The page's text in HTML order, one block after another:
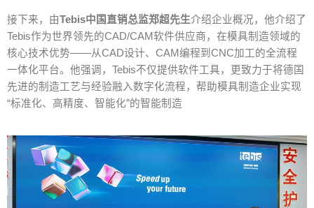
接下来，由Tebis中国直销总监郑超先生介绍企业概况，他介绍了
Tebis作为世界领先的CAD/CAM软件供应商，在模具制造领域的
核心技术优势——从CAD设计、 CAM编程到 CNC加工的全流程
一体化平台。他强调， Tebis不仅提供软件工具，更致力于将德国
先进的制造工艺与经验融入数字化流程，帮助模具制造企业实现
“标准化、高精度、智能化”的智能制造